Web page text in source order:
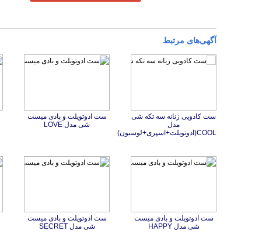
آگهی‌های مرتبط
ست کادویی زنانه سه تکه شی
مدل
COOL(ادوتویلت+اسپری+لوسیون)
ست ادوتویلت و بادی میست
شی مدل LOVE
ست ادوتویلت و بادی میست
شی مدل HAPPY
ست ادوتویلت و بادی میست
شی مدل SECRET